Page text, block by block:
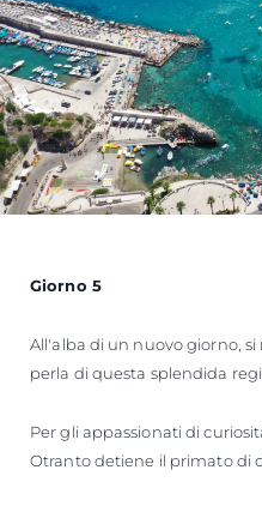
Giorno 5
All'alba di un nuovo giorno, si
perla di questa splendida
Per gli appassionati di
Otranto detiene il primato di